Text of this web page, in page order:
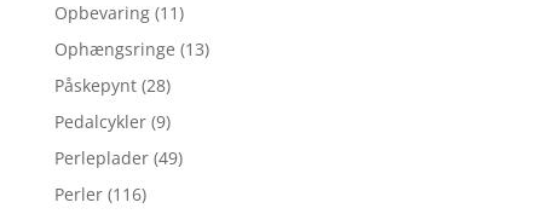
Opbevaring (11)
Ophængsringe (13)
Påskepynt (28)
Pedalcykler (9)
Perleplader (49)
Perler (116)